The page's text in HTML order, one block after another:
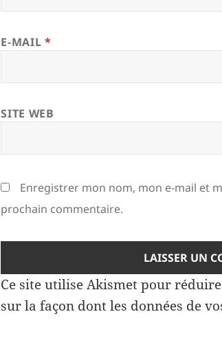
E-MAIL *
SITE WEB
Enregistrer mon nom, mon e-mail et
prochain commentaire.
Ce site utilise Akismet pour
sur la façon dont les données de